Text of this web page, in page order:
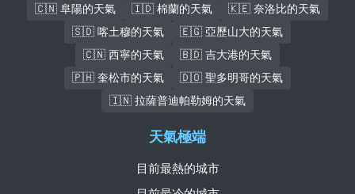
🇨🇳 阜陽的天氣
🇮🇩 棉蘭的天氣
🇰🇪 奈洛比的天氣
🇸🇩 喀土穆的天氣
🇪🇬 亞歷山大的天氣
🇨🇳 西寧的天氣
🇧🇩 吉大港的天氣
🇵🇭 奎松市的天氣
🇩🇴 聖多明哥的天氣
🇮🇳 拉薩普迪帕勒姆的天氣
天氣極端
目前最熱的城市